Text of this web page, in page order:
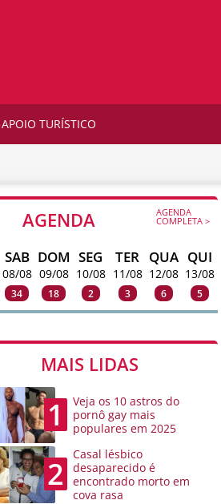
APOIO TURÍSTICO
AGENDA AGENDA
COMPLETA >
SAB
08/08
34
DOM
09/08
18
SEG
10/08
2
TER
11/08
3
QUA
12/08
6
QUI
13/08
5
MAIS LIDAS
1
Veja os 10 astros do
pornô gay mais
populares em 2025
2
Casal lésbico
desaparecido é
encontrado morto em
cova rasa